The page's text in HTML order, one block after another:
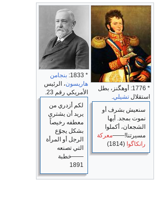
* 1776: أوهگنز، بطل
استقلال تشيلي.
سنعيش بشرف أو
نموت بمجد. أيها
الشجعان، أكملوا
مسيرتنا!――معركة
رانكاگوا (1814)
* 1833:
بنجامن
هاريسون، الرئيس
الأمريكي رقم 23.
لكم أزدري من
يريد أن يشتري
معطفه رخيصاً
بشكل يجوّع
الرجل أو المرأة
التي تصنعه
――خطبة
1891